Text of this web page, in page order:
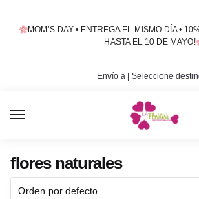
MOM’S DAY • ENTREGA EL MISMO DÍA •
HASTA EL 10 DE MAYO!
Envío a | Seleccione
flores naturales